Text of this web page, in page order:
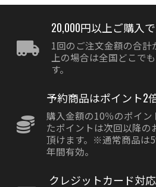
20,000円以上ご購入
1回のご注文金額の合
上の場合は全国どこで
す。
予約商品はポイント2
購入金額の10％のポイン
たポイントは次回以降の
頂けます。※通常商品は
年間有効。
クレジットカード対応